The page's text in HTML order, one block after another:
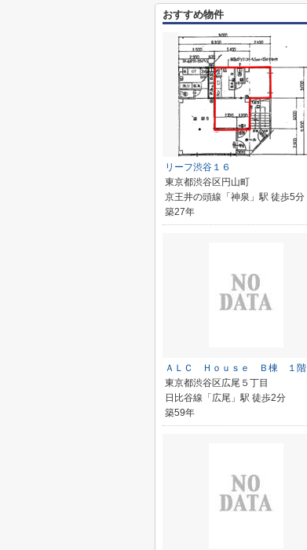
おすすめ物件
リーフ渋谷１６
東京都渋谷区円山町
京王井の頭線「神泉」駅 徒歩5分
築27年
ＡＬＣ Ｈｏｕｓｅ Ｂ棟 １階
東京都渋谷区広尾５丁目
日比谷線「広尾」駅 徒歩2分
築59年